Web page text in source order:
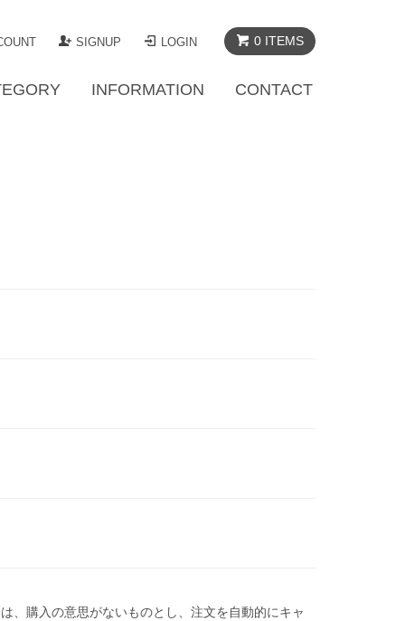
0 ITEMS
SIGNUP LOGIN
INFORMATION CONTACT
、購入の意思がないものとし、注文を自動的にキャ